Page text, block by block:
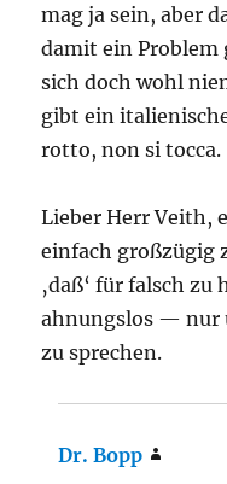
mag ja sein, aber
damit ein Problem
sich doch wohl
gibt ein
rotto, non si tocca.
Lieber Herr Veith,
einfach großzügig
‚daß‘ für falsch
ahnungslos — nur
zu sprechen.
Dr. Bopp